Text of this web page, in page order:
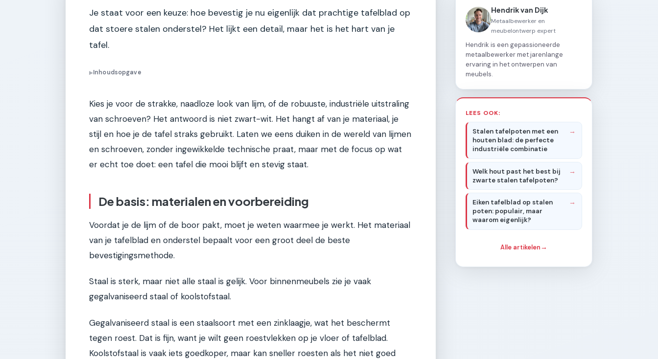
Je staat voor een keuze: hoe bevestig je nu eigenlijk dat prachtige tafelblad op
dat stoere stalen onderstel? Het lijkt een detail, maar het is het hart van je
tafel.
▶Inhoudsopgave
Kies je voor de strakke, naadloze look van lijm, of de robuuste, industriële uitstraling
van schroeven? Het antwoord is niet zwart-wit. Het hangt af van je materiaal, je
stijl en hoe je de tafel straks gebruikt. Laten we eens duiken in de wereld van lijmen
en schroeven, zonder ingewikkelde technische praat, maar met de focus op wat
er echt toe doet: een tafel die mooi blijft en stevig staat.
De basis: materialen en voorbereiding
Voordat je de lijm of de boor pakt, moet je weten waarmee je werkt. Het materiaal
van je tafelblad en onderstel bepaalt voor een groot deel de beste
bevestigingsmethode.
Staal is sterk, maar niet alle staal is gelijk. Voor binnenmeubels zie je vaak
gegalvaniseerd staal of koolstofstaal.
Gegalvaniseerd staal is een staalsoort met een zinklaagje, wat het beschermt
tegen roest. Dat is fijn, want je wilt geen roestvlekken op je vloer of tafelblad.
Koolstofstaal is vaak iets goedkoper, maar kan sneller roesten als het niet goed
Hendrik van Dijk
Metaalbewerker en
meubelontwerp expert
Hendrik is een gepassioneerde
metaalbewerker met jarenlange
ervaring in het ontwerpen van
meubels.
LEES OOK:
Stalen tafelpoten met een
houten blad: de perfecte
industriële combinatie
Welk hout past het best bij
zwarte stalen tafelpoten?
Eiken tafelblad op stalen
poten: populair, maar
waarom eigenlijk?
Alle artikelen